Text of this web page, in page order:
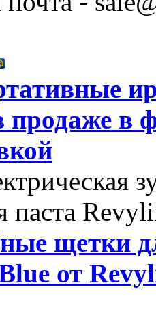
продаже в
паста
щетки
от